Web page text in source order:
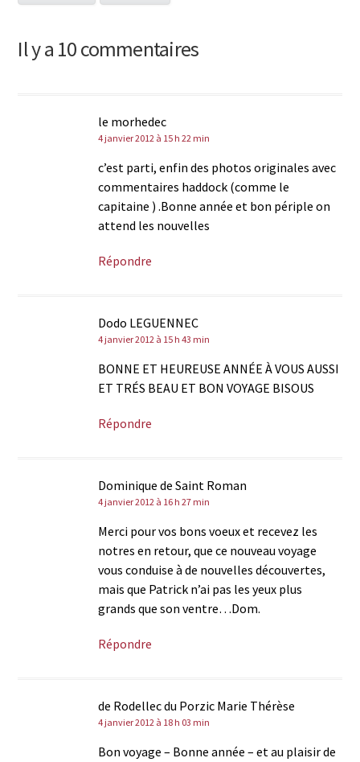
Il y a 10 commentaires
le morhedec
4 janvier 2012 à 15 h 22 min
c’est parti, enfin des photos originales avec
commentaires haddock (comme le
capitaine ) .Bonne année et bon périple on
attend les nouvelles
Répondre
Dodo LEGUENNEC
4 janvier 2012 à 15 h 43 min
BONNE ET HEUREUSE ANNÉE À VOUS AUSSI
ET TRÉS BEAU ET BON VOYAGE BISOUS
Répondre
Dominique de Saint Roman
4 janvier 2012 à 16 h 27 min
Merci pour vos bons voeux et recevez les
notres en retour, que ce nouveau voyage
vous conduise à de nouvelles découvertes,
mais que Patrick n’ai pas les yeux plus
grands que son ventre…Dom.
Répondre
de Rodellec du Porzic Marie Thérèse
4 janvier 2012 à 18 h 03 min
Bon voyage – Bonne année – et au plaisir de